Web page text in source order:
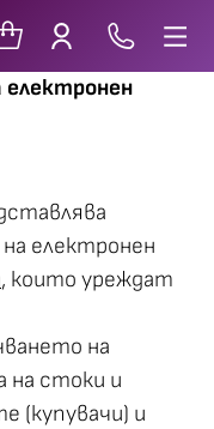
електронен
електронен
, които уреждат
на
на стоки и
(купувачи) и